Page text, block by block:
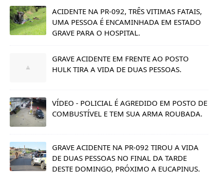
ACIDENTE NA PR-092, TRÊS VITIMAS FATAIS,
UMA PESSOA É ENCAMINHADA EM ESTADO
GRAVE PARA O HOSPITAL.
GRAVE ACIDENTE EM FRENTE AO POSTO
HULK TIRA A VIDA DE DUAS PESSOAS.
VÍDEO - POLICIAL É AGREDIDO EM POSTO DE
COMBUSTÍVEL E TEM SUA ARMA ROUBADA.
GRAVE ACIDENTE NA PR-092 TIROU A VIDA
DE DUAS PESSOAS NO FINAL DA TARDE
DESTE DOMINGO, PRÓXIMO A EUCAPINUS.